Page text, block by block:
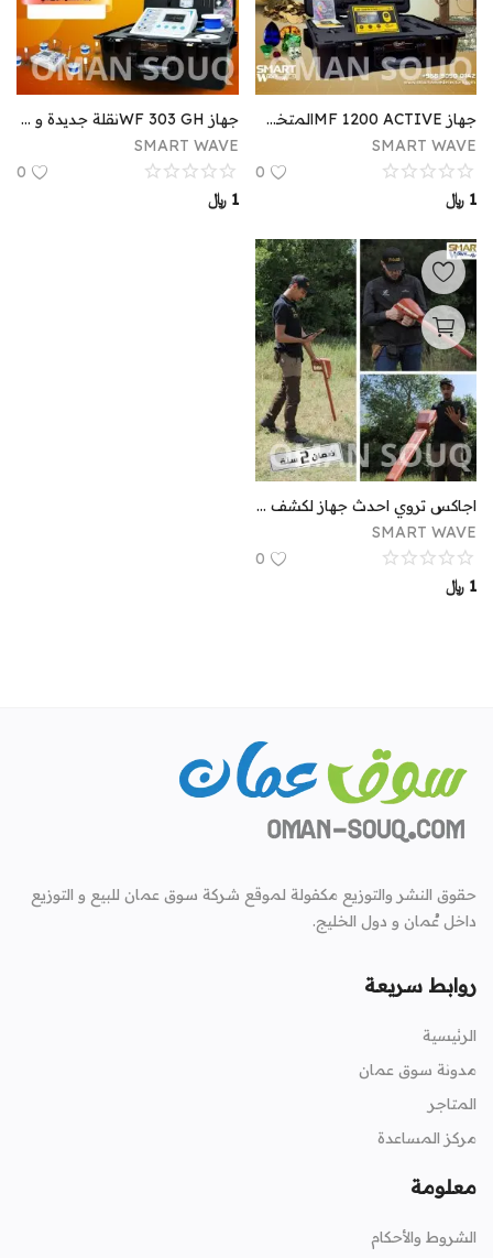
جهاز MF 1200 ACTIVEالمتخصص في الكشف والتنقيب عن الثروات الباطنية والمعدنية
SMART WAVE
0
1 ﷼
جهاز WF 303 GHنقلة جديدة و متطورة في الكشف عن المياه الجوفية يوفر عليكم عناء التعب والحفر العشوائي.
SMART WAVE
0
1 ﷼
اجاكس تروي احدث جهاز لكشف المعادن و الدفائن و الفراغات باحترافية . AJAX TROY
SMART WAVE
0
1 ﷼
حقوق النشر والتوزيع مكفولة لموقع شركة سوق عمان للبيع و التوزيع
داخل عُمان و دول الخليج.
روابط سريعة
الرئيسية
مدونة سوق عمان
المتاجر
مركز المساعدة
معلومة
الشروط والأحكام